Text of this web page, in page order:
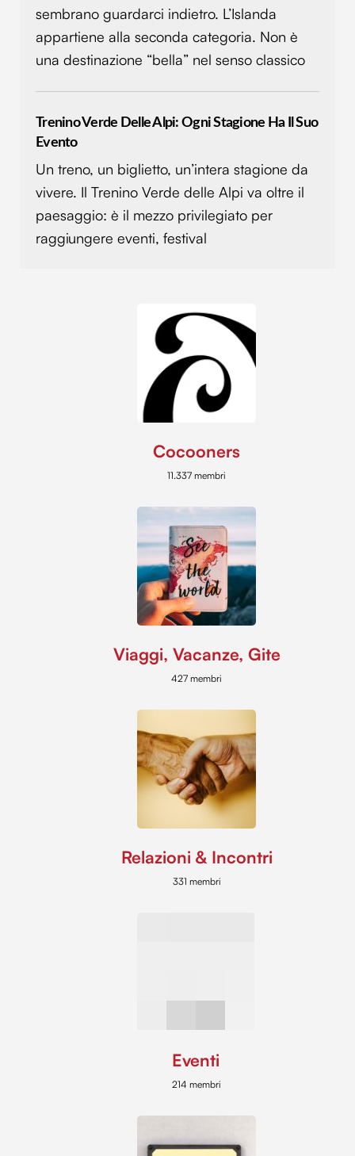
sembrano guardarci indietro. L’Islanda
appartiene alla seconda categoria. Non è
una destinazione “bella” nel senso classico
Trenino Verde Delle Alpi: Ogni Stagione Ha Il Suo
Evento
Un treno, un biglietto, un’intera stagione da
vivere. Il Trenino Verde delle Alpi va oltre il
paesaggio: è il mezzo privilegiato per
raggiungere eventi, festival
Cocooners
11.337 membri
Viaggi, Vacanze, Gite
427 membri
Relazioni & Incontri
331 membri
Eventi
214 membri